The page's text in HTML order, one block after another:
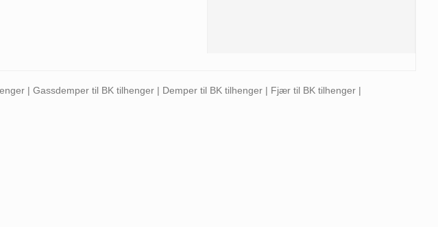
| Gassdemper til BK tilhenger | Demper til BK tilhenger | Fjær til BK tilhenger |